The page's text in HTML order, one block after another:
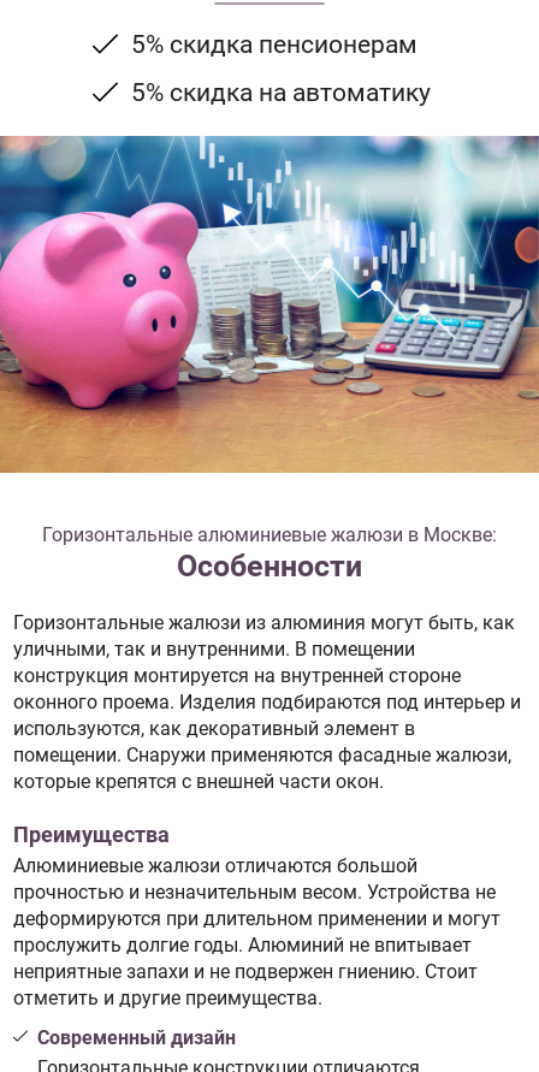
5% скидка пенсионерам
5% скидка на автоматику
Горизонтальные алюминиевые жалюзи в Москве:
Особенности
Горизонтальные жалюзи из алюминия могут быть, как
уличными, так и внутренними. В помещении
конструкция монтируется на внутренней стороне
оконного проема. Изделия подбираются под интерьер и
используются, как декоративный элемент в
помещении. Снаружи применяются фасадные жалюзи,
которые крепятся с внешней части окон.
Преимущества
Алюминиевые жалюзи отличаются большой
прочностью и незначительным весом. Устройства не
деформируются при длительном применении и могут
прослужить долгие годы. Алюминий не впитывает
неприятные запахи и не подвержен гниению. Стоит
отметить и другие преимущества.
Современный дизайн